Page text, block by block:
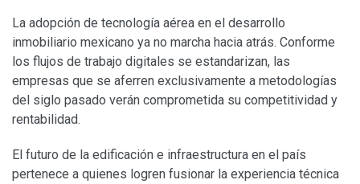
​La adopción de tecnología aérea en el desarrollo
inmobiliario mexicano ya no marcha hacia atrás. Conforme
los flujos de trabajo digitales se estandarizan, las
empresas que se aferren exclusivamente a metodologías
del siglo pasado verán comprometida su competitividad y
rentabilidad.
​El futuro de la edificación e infraestructura en el país
pertenece a quienes logren fusionar la experiencia técnica